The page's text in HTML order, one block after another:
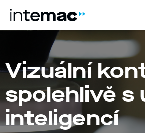
Vizuální
spolehlivě s
inteligencí